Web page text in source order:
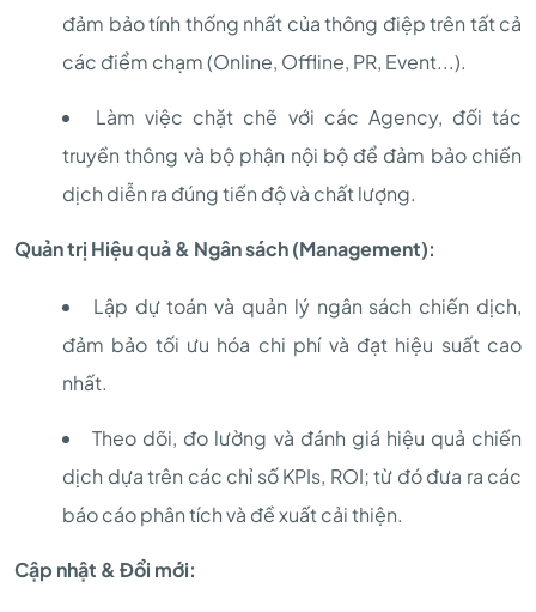
đảm bảo tính thống nhất của thông điệp trên tất cả
các điểm chạm (Online, Offline, PR, Event...).
Làm việc chặt chẽ với các Agency, đối tác
truyền thông và bộ phận nội bộ để đảm bảo chiến
dịch diễn ra đúng tiến độ và chất lượng.
Quản trị Hiệu quả & Ngân sách (Management):
Lập dự toán và quản lý ngân sách chiến dịch,
đảm bảo tối ưu hóa chi phí và đạt hiệu suất cao
nhất.
Theo dõi, đo lường và đánh giá hiệu quả chiến
dịch dựa trên các chỉ số KPIs, ROI; từ đó đưa ra các
báo cáo phân tích và đề xuất cải thiện.
Cập nhật & Đổi mới: